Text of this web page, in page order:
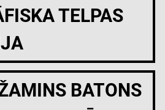
TELPAS
BATONS